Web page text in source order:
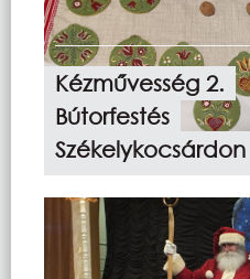
Kézművesség 2.
Bútorfestés
Székelykocsárdon